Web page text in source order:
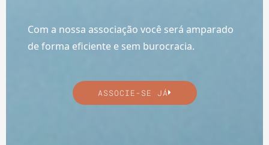
Com a nossa associação você será amparado
de forma eficiente e sem burocracia.
ASSOCIE-SE JÁ